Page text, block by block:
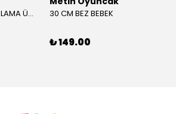
3 KATLI ÇEKMECELİ SAKLAMA ÜNİTESİ 30 CM BEZ BEBEK
₺ 149.00